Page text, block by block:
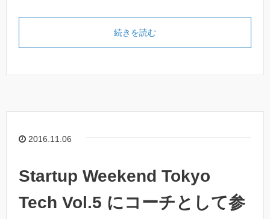
続きを読む
2016.11.06
Startup Weekend Tokyo
Tech Vol.5 にコーチとして参